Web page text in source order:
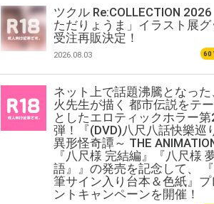
ツクル Re:COLLECTION 2026
ただりょうま」イラスト展グ
受注再販決定！
2026.08.03 60
ネット上で話題沸騰となった
火先生が描く 都市伝説をテ
としたエロティックホラー第
弾！『(DVD)八尺八話快樂巡
異形怪奇譚～ THE
『八尺様 完結編』『八尺様
語』』の発売を記念して、
筆サイン入り台本＆色紙』プ
ントキャンペーンを開催！